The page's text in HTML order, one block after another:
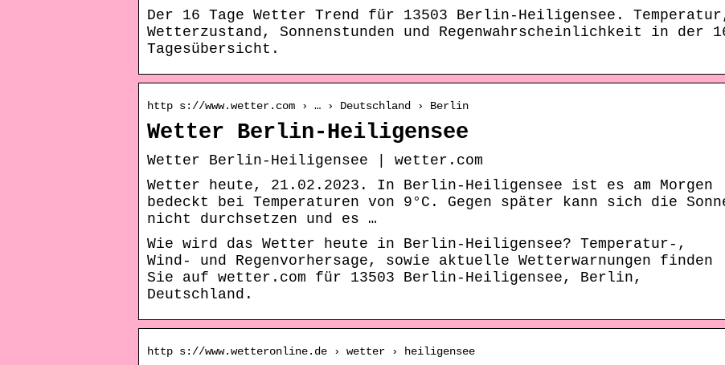
Der 16 Tage Wetter Trend für 13503 Berlin-Heiligensee.
Wetterzustand, Sonnenstunden und Regenwahrscheinlichkeit in der
Tagesübersicht.
http s://www.wetter.com › … › Deutschland › Berlin
Wetter Berlin-Heiligensee
Wetter Berlin-Heiligensee | wetter.com
Wetter heute, 21.02.2023. In Berlin-Heiligensee ist es am Morgen
bedeckt bei Temperaturen von 9°C. Gegen später kann sich die
nicht durchsetzen und es …
Wie wird das Wetter heute in Berlin-Heiligensee? Temperatur-,
Wind- und Regenvorhersage, sowie aktuelle Wetterwarnungen finden
Sie auf wetter.com für 13503 Berlin-Heiligensee, Berlin,
Deutschland.
http s://www.wetteronline.de › wetter › heiligensee